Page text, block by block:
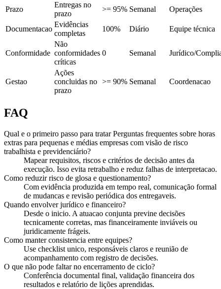
Prazo
Entregas no
prazo
>= 95% Semanal Operações
Documentacao
Evidências
completas
100% Diário Equipe técnica
Conformidade
Não
conformidades
críticas
0 Semanal Jurídico/
Gestao
Ações
concluidas no
prazo
>= 90% Semanal Coordenacao
FAQ
Qual e o primeiro passo para tratar Perguntas frequentes sobre horas
extras para pequenas e médias empresas com visão de risco
trabalhista e previdenciário?
Mapear requisitos, riscos e critérios de decisão antes da
execução. Isso evita retrabalho e reduz falhas de interpretacao.
Como reduzir risco de glosa e questionamento?
Com evidência produzida em tempo real, comunicação formal
de mudancas e revisão periódica dos entregaveis.
Quando envolver jurídico e financeiro?
Desde o inicio. A atuacao conjunta previne decisões
tecnicamente corretas, mas financeiramente inviáveis ou
juridicamente frágeis.
Como manter consistencia entre equipes?
Use checklist unico, responsáveis claros e reunião de
acompanhamento com registro de decisões.
O que não pode faltar no encerramento de ciclo?
Conferência documental final, validação financeira dos
resultados e relatório de lições aprendidas.